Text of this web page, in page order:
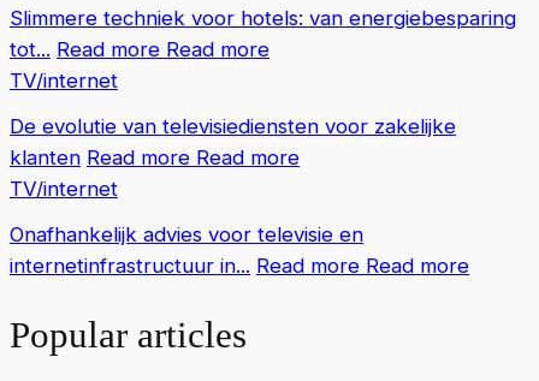
Slimmere techniek voor hotels: van energiebesparing
tot... Read more Read more
TV/internet
De evolutie van televisiediensten voor zakelijke
klanten Read more Read more
TV/internet
Onafhankelijk advies voor televisie en
internetinfrastructuur in... Read more Read more
Popular articles